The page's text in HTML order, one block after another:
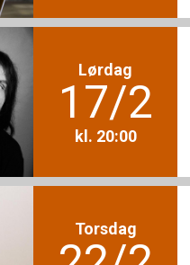
Lørdag
17/2
kl. 20:00
Torsdag